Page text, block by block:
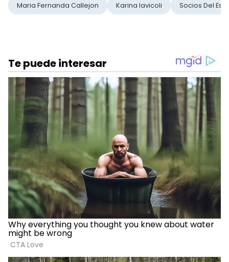
Maria Fernanda Callejon Karina Iavicoli Socios Del